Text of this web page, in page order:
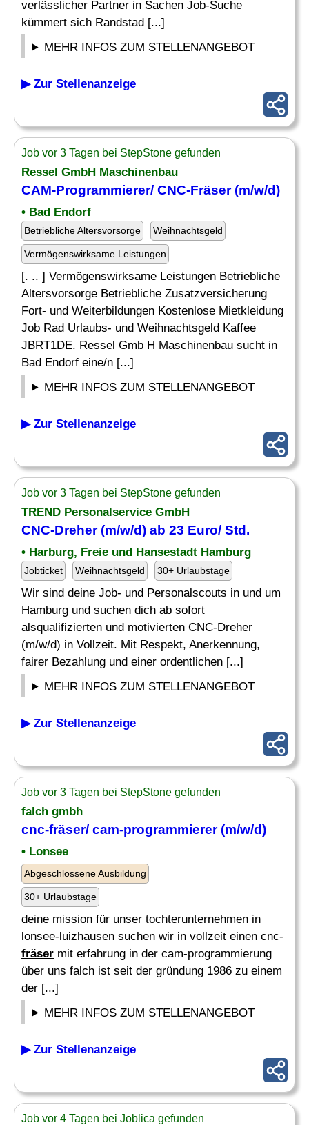
verlässlicher Partner in Sachen Job-Suche
kümmert sich Randstad [...]
MEHR INFOS ZUM STELLENANGEBOT
▶ Zur Stellenanzeige
Job vor 3 Tagen bei StepStone gefunden
Ressel GmbH Maschinenbau
CAM-Programmierer/ CNC-Fräser(m/w/d)
• Bad Endorf
Betriebliche Altersvorsorge Weihnachtsgeld
Vermögenswirksame Leistungen
[. .. ] Vermögenswirksame Leistungen Betriebliche
Altersvorsorge Betriebliche Zusatzversicherung
Fort- und Weiterbildungen Kostenlose Mietkleidung
Job Rad Urlaubs- und Weihnachtsgeld Kaffee
JBRT1DE. Ressel Gmb H Maschinenbau sucht in
Bad Endorf eine/n [...]
MEHR INFOS ZUM STELLENANGEBOT
▶ Zur Stellenanzeige
Job vor 3 Tagen bei StepStone gefunden
TREND Personalservice GmbH
CNC-Dreher (m/w/d) ab 23 Euro/ Std.
• Harburg, Freie und Hansestadt Hamburg
Jobticket Weihnachtsgeld 30+ Urlaubstage
Wir sind deine Job- und Personalscouts in und um
Hamburg und suchen dich ab sofort
alsqualifizierten und motivierten CNC-Dreher
(m/w/d) in Vollzeit. Mit Respekt, Anerkennung,
fairer Bezahlung und einer ordentlichen [...]
MEHR INFOS ZUM STELLENANGEBOT
▶ Zur Stellenanzeige
Job vor 3 Tagen bei StepStone gefunden
falch gmbh
cnc-fräser/ cam-programmierer (m/w/d)
• Lonsee
Abgeschlossene Ausbildung
30+ Urlaubstage
deine mission für unser tochterunternehmen in
lonsee-luizhausen suchen wir in vollzeit einen cnc-
fräser mit erfahrung in der cam-programmierung
über uns falch ist seit der gründung 1986 zu einem
der [...]
MEHR INFOS ZUM STELLENANGEBOT
▶ Zur Stellenanzeige
Job vor 4 Tagen bei Joblica gefunden